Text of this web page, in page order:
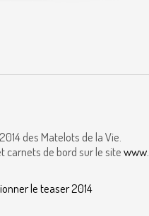
des Matelots de la Vie.
carnets de bord sur le site
le teaser 2014